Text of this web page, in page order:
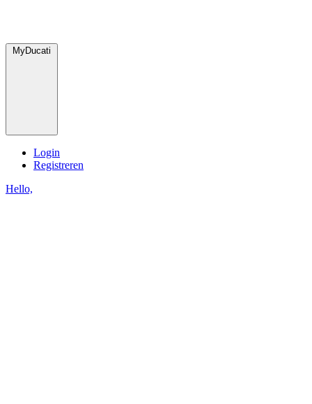
MyDucati
Login
Registreren
Hello,